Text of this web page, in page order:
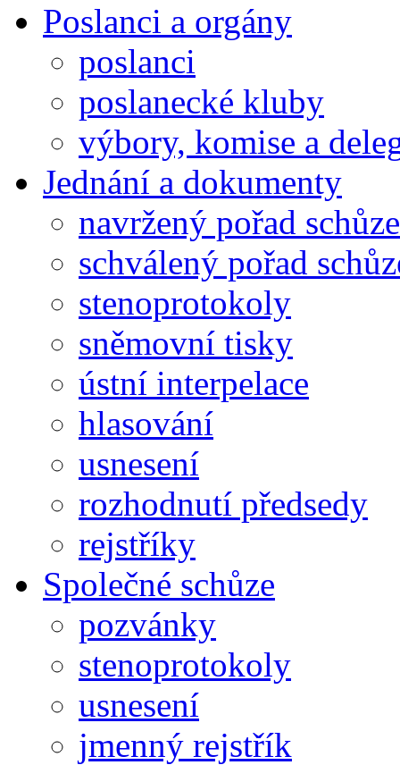
Poslanci a orgány
poslanci
poslanecké kluby
výbory, komise a
Jednání a dokumenty
navržený pořad schůze
schválený pořad
stenoprotokoly
sněmovní tisky
ústní interpelace
hlasování
usnesení
rozhodnutí předsedy
rejstříky
Společné schůze
pozvánky
stenoprotokoly
usnesení
jmenný rejstřík